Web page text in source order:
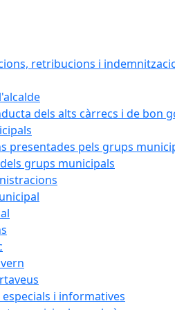
retribucions i
dels alts càrrecs i de bon
presentades pels grups
grups municipals
especials i informatives